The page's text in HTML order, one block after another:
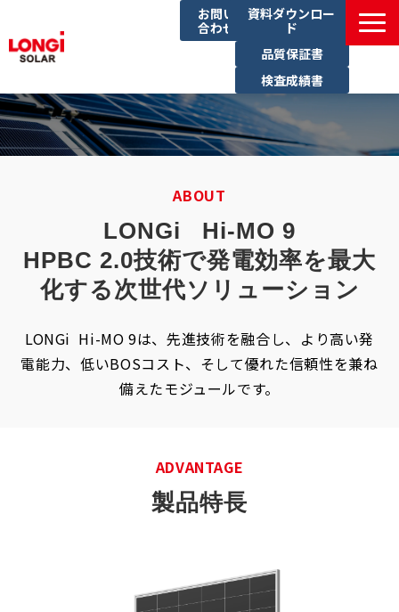
お問い
合わせ
資料ダウンロー
ド
品質保証書
検査成績書
製品一覧
導入事例
ブログ
サステナビリティ
ABOUT
LONGi   Hi-MO 9
HPBC 2.0技術で発電効率を最大
化する次世代ソリューション
LONGi Hi-MO 9は、先進技術を融合し、より高い発
電能力、低いBOSコスト、そして優れた信頼性を兼ね
備えたモジュールです。
ADVANTAGE
製品特長